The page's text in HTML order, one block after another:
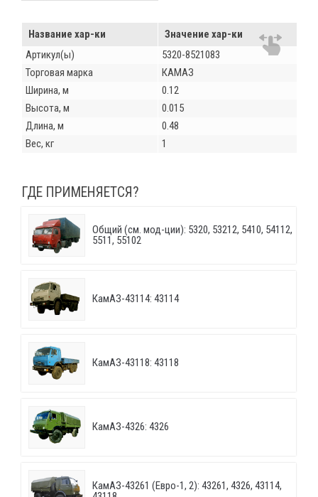
Название хар-ки
Значение хар-ки
Артикул(ы)
5320-8521083
Торговая марка
КАМАЗ
Ширина, м
0.12
Высота, м
0.015
Длина, м
0.48
Вес, кг
1
ГДЕ ПРИМЕНЯЕТСЯ?
Общий (см. мод-ции): 5320, 53212, 5410, 54112,
5511, 55102
КамАЗ-43114: 43114
КамАЗ-43118: 43118
КамАЗ-4326: 4326
КамАЗ-43261 (Евро-1, 2): 43261, 4326, 43114,